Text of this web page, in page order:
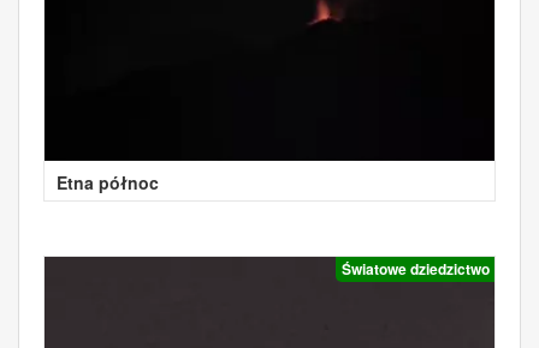
Etna północ
Światowe dziedzictwo